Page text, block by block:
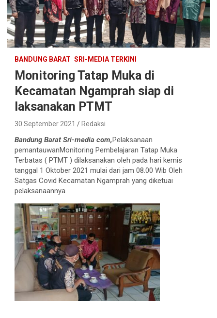
BANDUNG BARAT SRI-MEDIA TERKINI
Monitoring Tatap Muka di
Kecamatan Ngamprah siap di
laksanakan PTMT
30 September 2021 Redaksi
Bandung Barat Sri-media com,Pelaksanaan
pemantauwanMonitoring Pembelajaran Tatap Muka
Terbatas ( PTMT ) dilaksanakan oleh pada hari kemis
tanggal 1 Oktober 2021 mulai dari jam 08.00 Wib Oleh
Satgas Covid Kecamatan Ngamprah yang diketuai
pelaksanaannya.